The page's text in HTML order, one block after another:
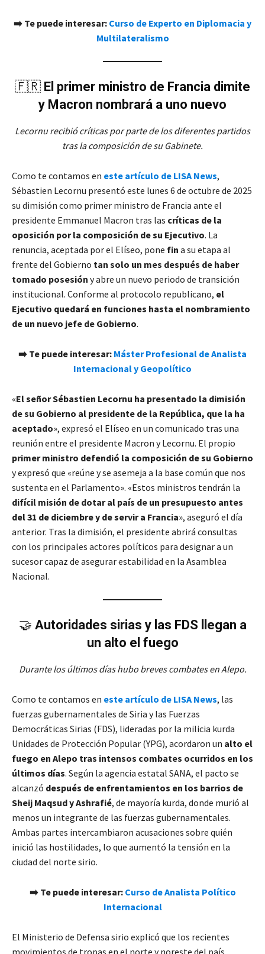
➡️ Te puede interesar: Curso de Experto en Diplomacia y
Multilateralismo
🇫🇷 El primer ministro de Francia dimite
y Macron nombrará a uno nuevo
Lecornu recibió críticas por parte de los diferentes partidos
tras la composición de su Gabinete.
Como te contamos en este artículo de LISA News,
Sébastien Lecornu presentó este lunes 6 de octubre de 2025
su dimisión como primer ministro de Francia ante el
presidente Emmanuel Macron tras las críticas de la
oposición por la composición de su Ejecutivo. La
renuncia, aceptada por el Elíseo, pone fin a su etapa al
frente del Gobierno tan solo un mes después de haber
tomado posesión y abre un nuevo periodo de transición
institucional. Conforme al protocolo republicano, el
Ejecutivo quedará en funciones hasta el nombramiento
de un nuevo jefe de Gobierno.
➡️ Te puede interesar: Máster Profesional de Analista
Internacional y Geopolítico
«El señor Sébastien Lecornu ha presentado la dimisión
de su Gobierno al presidente de la República, que la ha
aceptado», expresó el Elíseo en un comunicado tras una
reunión entre el presidente Macron y Lecornu. El propio
primer ministro defendió la composición de su Gobierno
y expresó que «reúne y se asemeja a la base común que nos
sustenta en el Parlamento». «Estos ministros tendrán la
difícil misión de dotar al país de un presupuesto antes
del 31 de diciembre y de servir a Francia», aseguró el día
anterior. Tras la dimisión, el presidente abrirá consultas
con los principales actores políticos para designar a un
sucesor capaz de asegurar estabilidad en la Asamblea
Nacional.
🤝 Autoridades sirias y las FDS llegan a
un alto el fuego
Durante los últimos días hubo breves combates en Alepo.
Como te contamos en este artículo de LISA News, las
fuerzas gubernamentales de Siria y las Fuerzas
Democráticas Sirias (FDS), lideradas por la milicia kurda
Unidades de Protección Popular (YPG), acordaron un alto el
fuego en Alepo tras intensos combates ocurridos en los
últimos días. Según la agencia estatal SANA, el pacto se
alcanzó después de enfrentamientos en los barrios de
Sheij Maqsud y Ashrafié, de mayoría kurda, donde murió al
menos un integrante de las fuerzas gubernamentales.
Ambas partes intercambiaron acusaciones sobre quién
inició las hostilidades, lo que aumentó la tensión en la
ciudad del norte sirio.
➡️ Te puede interesar: Curso de Analista Político
Internacional
El Ministerio de Defensa sirio explicó que los recientes